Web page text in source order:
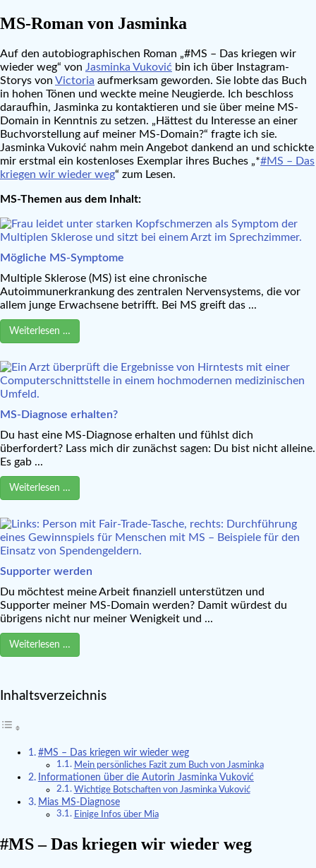
MS-Roman von Jasminka
Auf den autobiographischen Roman „#MS – Das kriegen wir
wieder weg“ von Jasminka Vuković bin ich über Instagram-
Storys von Victoria aufmerksam geworden. Sie lobte das Buch
in hohen Tönen und weckte meine Neugierde. Ich beschloss
daraufhin, Jasminka zu kontaktieren und sie über meine MS-
Domain in Kenntnis zu setzen. „Hättest du Interesse an einer
Buchvorstellung auf meiner MS-Domain?“ fragte ich sie.
Jasminka Vuković nahm mein Angebot dankend an und schickte
mir erstmal ein kostenloses Exemplar ihres Buches „*#MS – Das
kriegen wir wieder weg“ zum Lesen.
MS-Themen aus dem Inhalt:
Mögliche MS-Symptome
Multiple Sklerose (MS) ist eine chronische
Autoimmunerkrankung des zentralen Nervensystems, die vor
allem junge Erwachsene betrifft. Bei MS greift das ...
Weiterlesen …
MS-Diagnose erhalten?
Du hast eine MS-Diagnose erhalten und fühlst dich
überfordert? Lass mich dir zunächst sagen: Du bist nicht alleine.
Es gab ...
Weiterlesen …
Supporter werden
Du möchtest meine Arbeit finanziell unterstützen und
Supporter meiner MS-Domain werden? Damit würdest du
übrigens nicht nur meiner Wenigkeit und ...
Weiterlesen …
Inhaltsverzeichnis
#MS – Das kriegen wir wieder weg
Mein persönliches Fazit zum Buch von Jasminka
Informationen über die Autorin Jasminka Vuković
Wichtige Botschaften von Jasminka Vuković
Mias MS-Diagnose
Einige Infos über Mia
#MS – Das kriegen wir wieder weg